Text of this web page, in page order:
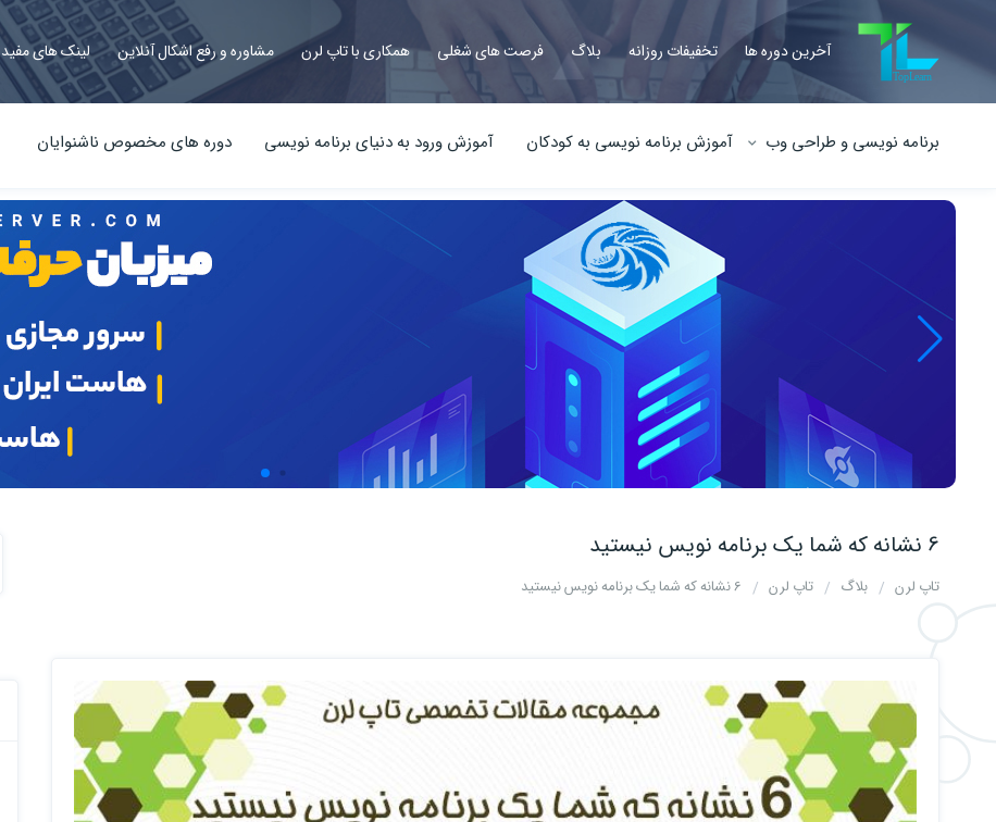
آخرین دوره ها تخفیفات روزانه بلاگ فرصت های شغلی همکاری با تاپ لرن مشاوره و رفع اشکال آنلاین لینک های مفید
برنامه نویسی و طراحی وب آموزش برنامه نویسی به کودکان آموزش ورود به دنیای برنامه نویسی دوره های مخصوص ناشنوایان
6 نشانه که شما یک برنامه نویس نیستید
تاپ لرن بلاگ تاپ لرن 6 نشانه که شما یک برنامه نویس نیستید